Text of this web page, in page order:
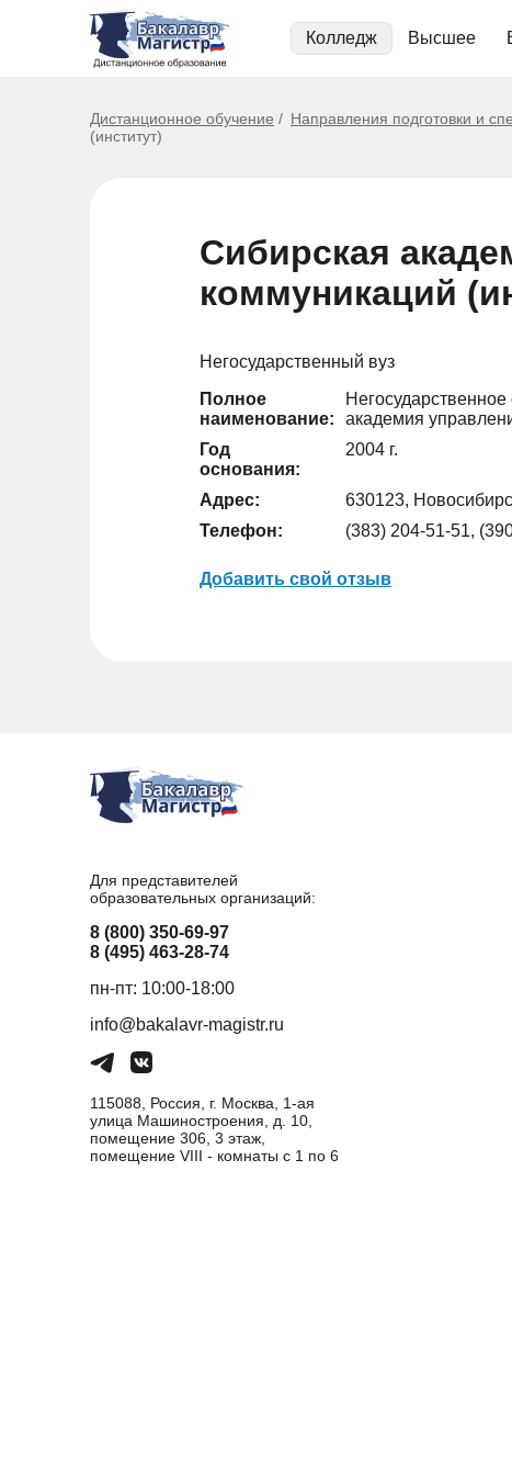
Колледж Высшее
Дистанционное обучение Направления подготовки и
(институт)
Сибирская
коммуникаций
Негосударственный вуз
Полное
наименование:
академия
Год
основания:
2004 г.
Адрес:
630123,
Телефон:
(383) 204-51-51,
Добавить свой отзыв
Для представителей
образовательных организаций:
8 (800) 350-69-97
8 (495) 463-28-74
пн-пт: 10:00-18:00
info@bakalavr-magistr.ru
115088, Россия, г. Москва, 1-ая
улица Машиностроения, д. 10,
помещение 306, 3 этаж,
помещение VIII - комнаты с 1 по 6